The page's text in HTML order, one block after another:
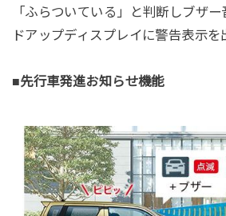
「ふらついている」と判断しブザ
ドアップディスプレイに警告表示を
■先行車発進お知らせ機能